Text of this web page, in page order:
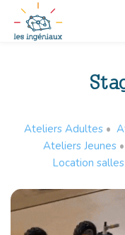
Ateliers Adultes •
Ateliers Jeunes •
Location salles